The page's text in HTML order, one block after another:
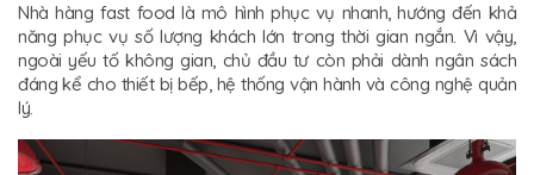
Nhà hàng fast food là mô hình phục vụ nhanh, hướng đến khả
năng phục vụ số lượng khách lớn trong thời gian ngắn. Vì vậy,
ngoài yếu tố không gian, chủ đầu tư còn phải dành ngân sách
đáng kể cho thiết bị bếp, hệ thống vận hành và công nghệ quản
lý.